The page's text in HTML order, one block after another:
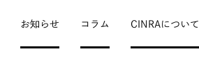
お知らせ コラム CINRAについて